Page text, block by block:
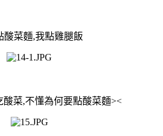
酸菜麵,我點雞腿飯
酸菜,不懂為何要點酸菜麵><